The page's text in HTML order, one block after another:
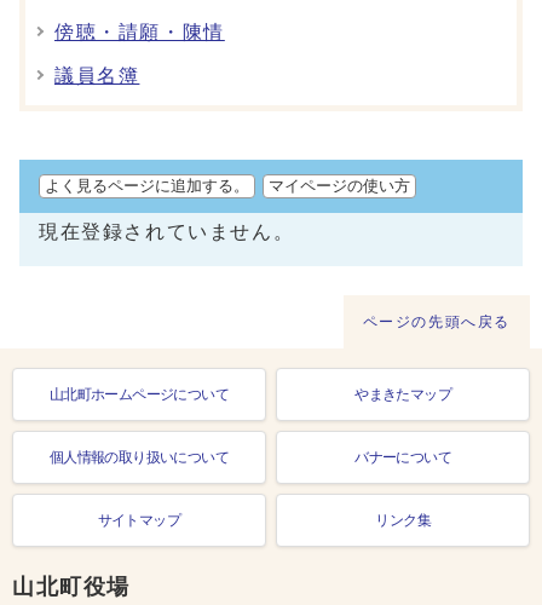
傍聴・請願・陳情
議員名簿
よく見るページに追加する。 マイページの使い方
現在登録されていません。
ページの先頭へ戻る
山北町ホームページについて やまきたマップ
個人情報の取り扱いについて バナーについて
サイトマップ リンク集
山北町役場